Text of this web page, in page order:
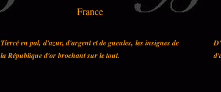
France
Tiercé en pal, d'azur, d'argent et de gueules, les insignes de
la République d'or brochant sur le tout.